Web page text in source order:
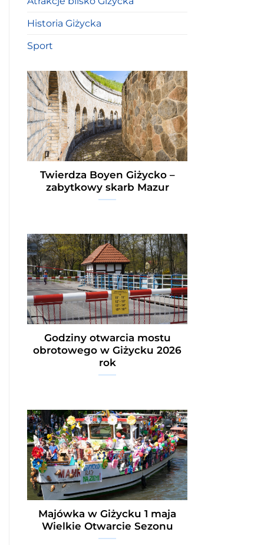
Historia Giżycka
Sport
Twierdza Boyen Giżycko –
zabytkowy skarb Mazur
Godziny otwarcia mostu
obrotowego w Giżycku 2026
rok
Majówka w Giżycku 1 maja
Wielkie Otwarcie Sezonu